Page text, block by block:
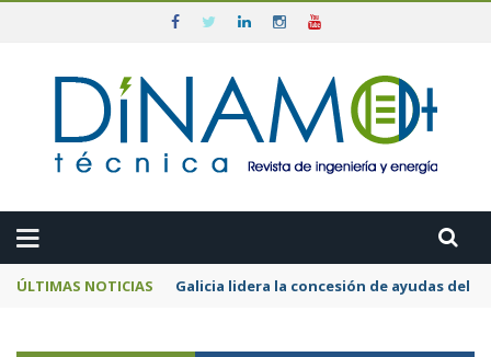
ÚLTIMAS NOTICIAS Galicia lidera la concesión de ayudas del